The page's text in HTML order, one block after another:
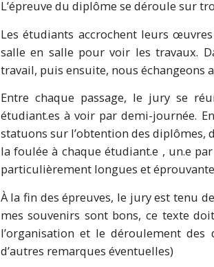
L’épreuve du diplôme se déroule sur
Les étudiants accrochent leurs
salle en salle pour voir les travaux.
travail, puis ensuite, nous échangeons
Entre chaque passage, le jury se
étudiant.es à voir par demi-journée.
statuons sur l’obtention des diplômes,
la foulée à chaque étudiant.e , un.e
particulièrement longues et
À la fin des épreuves, le jury est tenu
mes souvenirs sont bons, ce texte
l’organisation et le déroulement
d’autres remarques éventuelles)